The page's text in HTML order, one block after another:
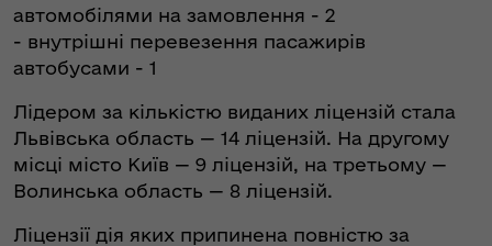
автомобілями на замовлення - 2
- внутрішні перевезення пасажирів
автобусами - 1
Лідером за кількістю виданих ліцензій стала
Львівська область — 14 ліцензій. На другому
місці місто Київ — 9 ліцензій, на третьому —
Волинська область — 8 ліцензій.
Ліцензії дія яких припинена повністю за